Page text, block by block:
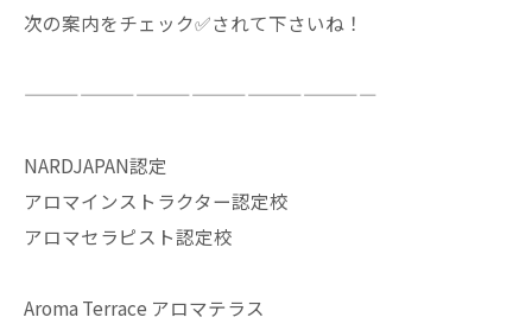
次の案内をチェック✅されて下さいね！
———————————————————
NARDJAPAN認定
アロマインストラクター認定校
アロマセラピスト認定校
Aroma Terrace アロマテラス